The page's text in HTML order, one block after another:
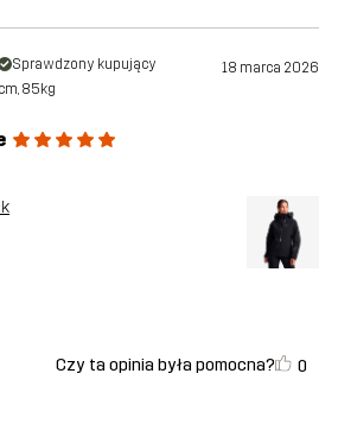
Sprawdzony kupujący 18 marca 2026
85kg
Czy ta opinia była pomocna? 0